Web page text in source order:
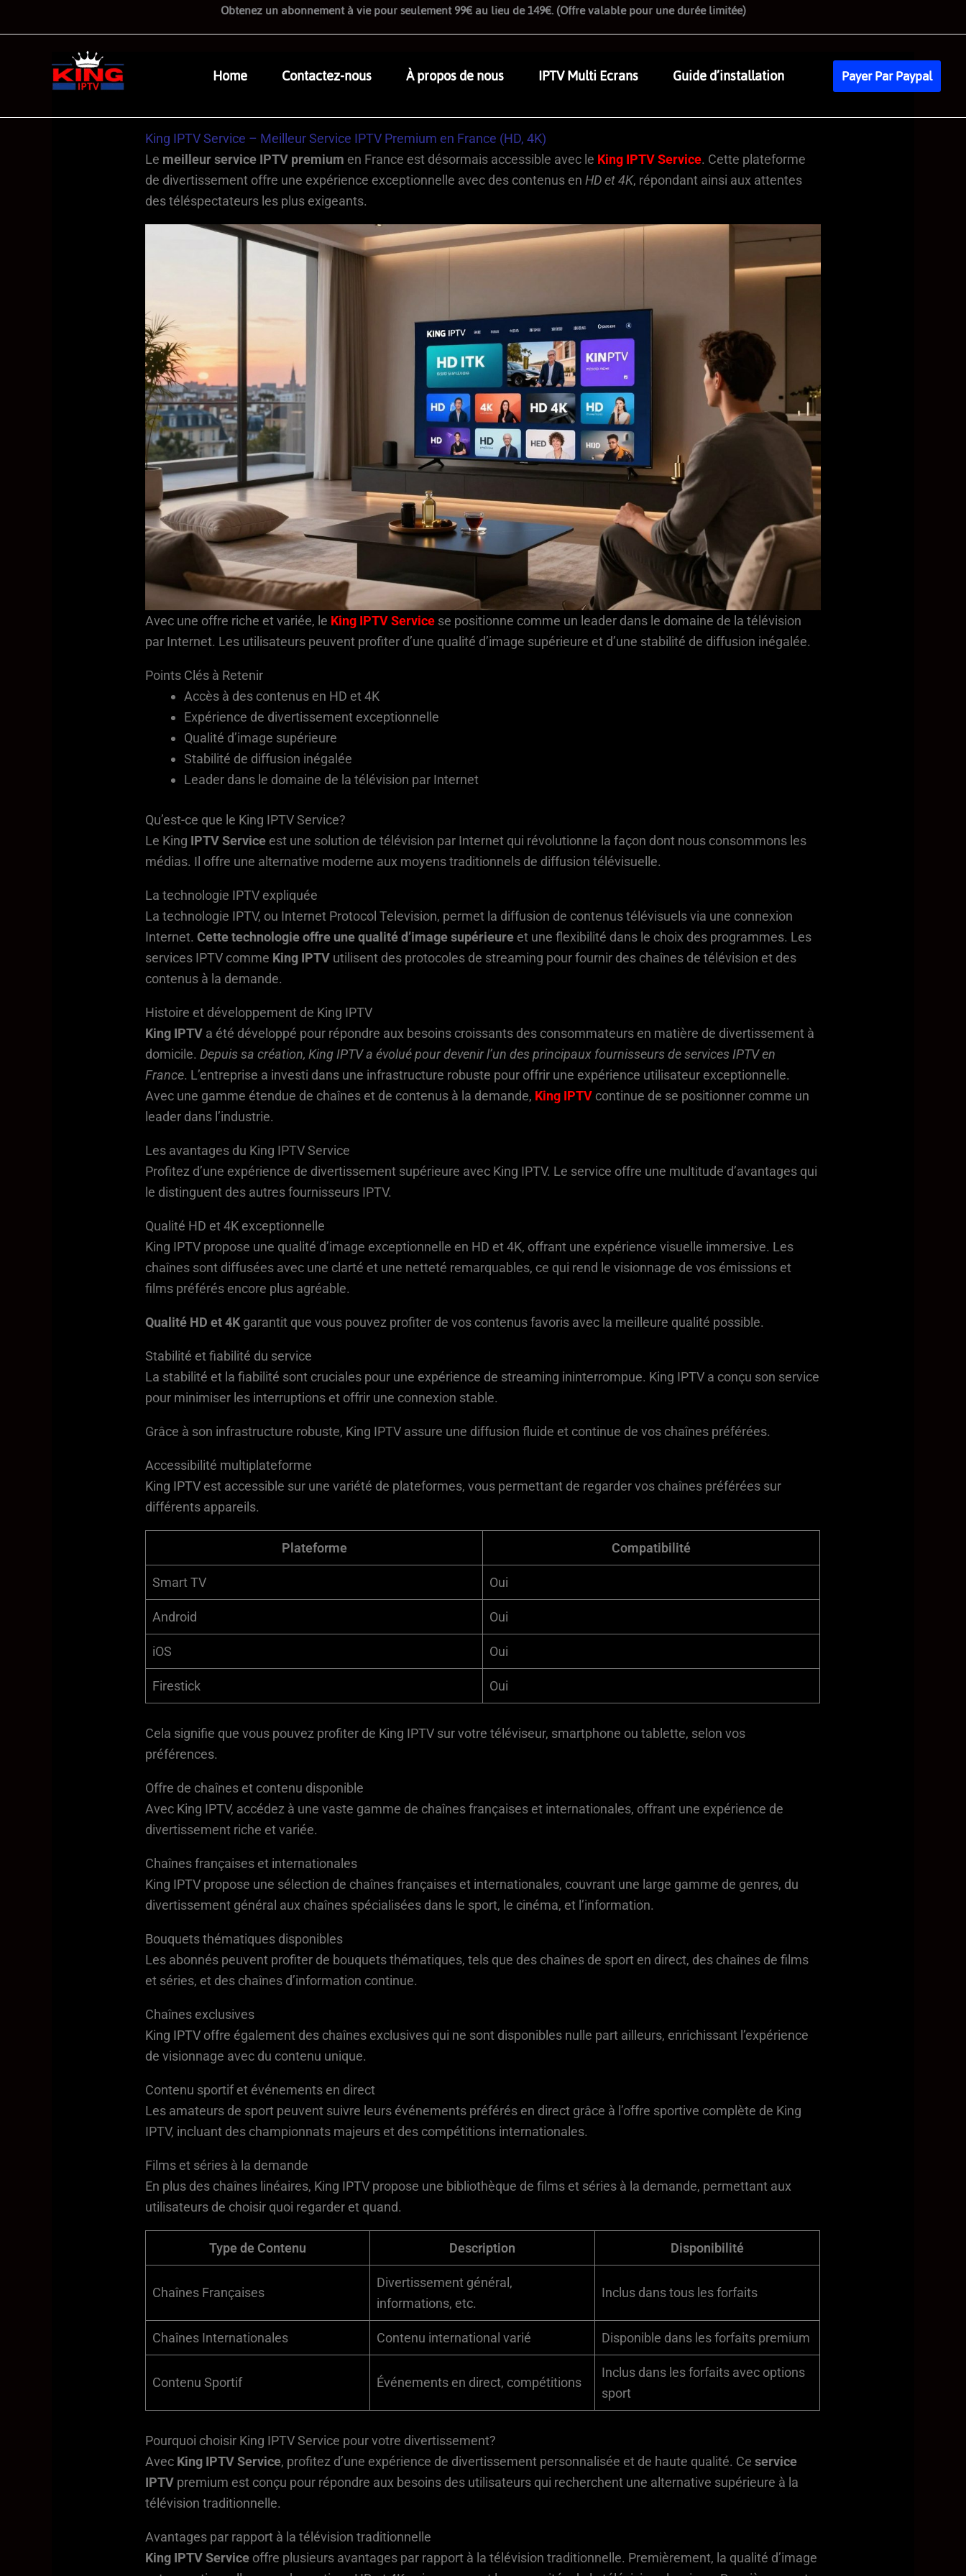
to
Obtenez un abonnement à vie pour seulement 99€ au lieu de 149€. (Offre valable pour une durée limitée)
Home Contactez-nous À propos de nous IPTV Multi Ecrans Guide d’installation Payer Par Paypal
King IPTV Service – Meilleur Service IPTV Premium en France (HD, 4K)
Le meilleur service IPTV premium en France est désormais accessible avec le King IPTV Service. Cette plateforme
de divertissement offre une expérience exceptionnelle avec des contenus enHD et 4K, répondant ainsi aux attentes
des téléspectateurs les plus exigeants.
Avec une offre riche et variée, le King IPTV Service se positionne comme un leader dans le domaine de la télévision
par Internet. Les utilisateurs peuvent profiter d’une qualité d’image supérieure et d’une stabilité de diffusion inégalée.
Points Clés à Retenir
Accès à des contenus en HD et 4K
Expérience de divertissement exceptionnelle
Qualité d’image supérieure
Stabilité de diffusion inégalée
Leader dans le domaine de la télévision par Internet
Qu’est-ce que le King IPTV Service?
Le King IPTV Service est une solution de télévision par Internet qui révolutionne la façon dont nous consommons les
médias. Il offre une alternative moderne aux moyens traditionnels de diffusion télévisuelle.
La technologie IPTV expliquée
La technologie IPTV, ou Internet Protocol Television, permet la diffusion de contenus télévisuels via une connexion
Internet.Cette technologie offre une qualité d’image supérieure et une flexibilité dans le choix des programmes. Les
services IPTV comme King IPTV utilisent des protocoles de streaming pour fournir des chaînes de télévision et des
contenus à la demande.
Histoire et développement de King IPTV
King IPTV a été développé pour répondre aux besoins croissants des consommateurs en matière de divertissement à
domicile.Depuis sa création, King IPTV a évolué pour devenir l’un des principaux fournisseurs de services IPTV en
France. L’entreprise a investi dans une infrastructure robuste pour offrir une expérience utilisateur exceptionnelle.
Avec une gamme étendue de chaînes et de contenus à la demande, King IPTV continue de se positionner comme un
leader dans l’industrie.
Les avantages du King IPTV Service
Profitez d’une expérience de divertissement supérieure avec King IPTV. Le service offre une multitude d’avantages qui
le distinguent des autres fournisseurs IPTV.
Qualité HD et 4K exceptionnelle
King IPTV propose une qualité d’image exceptionnelle en HD et 4K, offrant une expérience visuelle immersive. Les
chaînes sont diffusées avec une clarté et une netteté remarquables, ce qui rend le visionnage de vos émissions et
films préférés encore plus agréable.
Qualité HD et 4K garantit que vous pouvez profiter de vos contenus favoris avec la meilleure qualité possible.
Stabilité et fiabilité du service
La stabilité et la fiabilité sont cruciales pour une expérience de streaming ininterrompue. King IPTV a conçu son service
pour minimiser les interruptions et offrir une connexion stable.
Grâce à son infrastructure robuste, King IPTV assure une diffusion fluide et continue de vos chaînes préférées.
Accessibilité multiplateforme
King IPTV est accessible sur une variété de plateformes, vous permettant de regarder vos chaînes préférées sur
différents appareils.
Plateforme Compatibilité
Smart TV Oui
Android Oui
iOS Oui
Firestick Oui
Cela signifie que vous pouvez profiter de King IPTV sur votre téléviseur, smartphone ou tablette, selon vos
préférences.
Offre de chaînes et contenu disponible
Avec King IPTV, accédez à une vaste gamme de chaînes françaises et internationales, offrant une expérience de
divertissement riche et variée.
Chaînes françaises et internationales
King IPTV propose une sélection de chaînes françaises et internationales, couvrant une large gamme de genres, du
divertissement général aux chaînes spécialisées dans le sport, le cinéma, et l’information.
Bouquets thématiques disponibles
Les abonnés peuvent profiter de bouquets thématiques, tels que des chaînes de sport en direct, des chaînes de films
et séries, et des chaînes d’information continue.
Chaînes exclusives
King IPTV offre également des chaînes exclusives qui ne sont disponibles nulle part ailleurs, enrichissant l’expérience
de visionnage avec du contenu unique.
Contenu sportif et événements en direct
Les amateurs de sport peuvent suivre leurs événements préférés en direct grâce à l’offre sportive complète de King
IPTV, incluant des championnats majeurs et des compétitions internationales.
Films et séries à la demande
En plus des chaînes linéaires, King IPTV propose une bibliothèque de films et séries à la demande, permettant aux
utilisateurs de choisir quoi regarder et quand.
Type de Contenu Description Disponibilité
Chaînes Françaises
Divertissement général,
informations, etc.
Inclus dans tous les forfaits
Chaînes Internationales Contenu international varié Disponible dans les forfaits premium
Contenu Sportif Événements en direct, compétitions
Inclus dans les forfaits avec options
sport
Pourquoi choisir King IPTV Service pour votre divertissement?
Avec King IPTV Service, profitez d’une expérience de divertissement personnalisée et de haute qualité. Ceservice
IPTV premium est conçu pour répondre aux besoins des utilisateurs qui recherchent une alternative supérieure à la
télévision traditionnelle.
Avantages par rapport à la télévision traditionnelle
King IPTV Service offre plusieurs avantages par rapport à la télévision traditionnelle. Premièrement, la qualité d’image